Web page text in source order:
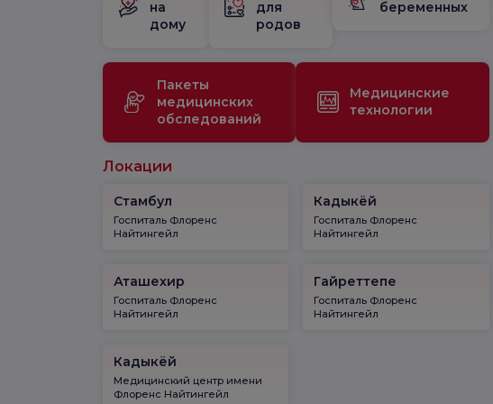
на
дому
для
родов
беременных
Пакеты
медицинских
обследований
Медицинские
технологии
Локации
Стамбул
Госпиталь Флоренс
Найтингейл
Кадыкёй
Госпиталь Флоренс
Найтингейл
Аташехир
Госпиталь Флоренс
Найтингейл
Гайреттепе
Госпиталь Флоренс
Найтингейл
Кадыкёй
Медицинский центр имени
Флоренс Найтингейл